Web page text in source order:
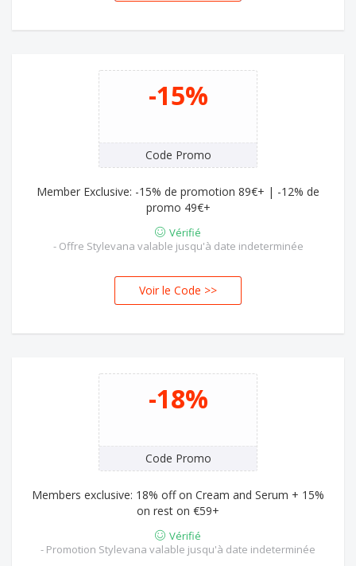
-15%
Code Promo
Member Exclusive: -15% de promotion 89€+ | -12% de
promo 49€+
Vérifié
- Offre Stylevana valable jusqu'à date indeterminée
SEB
Voir le Code >>
-18%
Code Promo
Members exclusive: 18% off on Cream and Serum + 15%
on rest on €59+
Vérifié
- Promotion Stylevana valable jusqu'à date indeterminée